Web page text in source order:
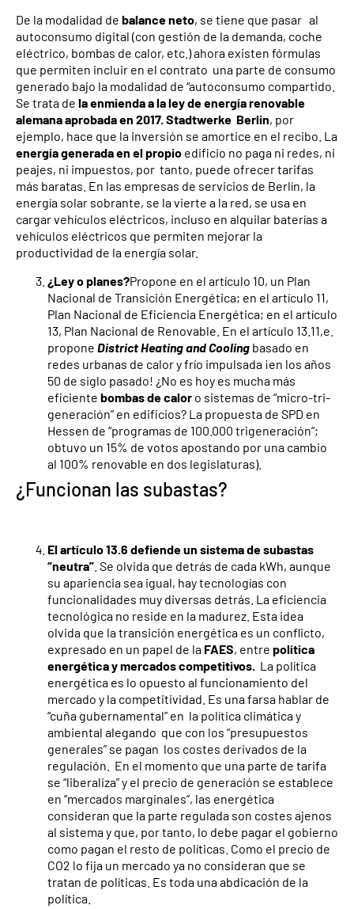
De la modalidad de balance neto, se tiene que pasar al
autoconsumo digital (con gestión de la demanda, coche
eléctrico, bombas de calor, etc.) ahora existen fórmulas
que permiten incluir en el contrato una parte de consumo
generado bajo la modalidad de “autoconsumo compartido.
Se trata de la enmienda a la ley de energía renovable
alemana aprobada en 2017. Stadtwerke Berlin, por
ejemplo, hace que la inversión se amortice en el recibo. La
energía generada en el propio edificio no paga ni redes, ni
peajes, ni impuestos, por tanto, puede ofrecer tarifas
más baratas. En las empresas de servicios de Berlín, la
energía solar sobrante, se la vierte a la red, se usa en
cargar vehículos eléctricos, incluso en alquilar baterías a
vehículos eléctricos que permiten mejorar la
productividad de la energía solar.
¿Ley o planes?Propone en el artículo 10, un Plan
Nacional de Transición Energética; en el artículo 11,
Plan Nacional de Eficiencia Energética; en el artículo
13, Plan Nacional de Renovable. En el artículo 13.11,e.
propone District Heating and Cooling basado en
redes urbanas de calor y frío impulsada ¡en los años
50 de siglo pasado! ¿No es hoy es mucha más
eficiente bombas de calor o sistemas de “micro-tri-
generación” en edificios? La propuesta de SPD en
Hessen de “programas de 100.000 trigeneración”;
obtuvo un 15% de votos apostando por una cambio
al 100% renovable en dos legislaturas).
¿Funcionan las subastas?
El artículo 13.6 defiende un sistema de subastas
“neutra” . Se olvida que detrás de cada kWh, aunque
su apariencia sea igual, hay tecnologías con
funcionalidades muy diversas detrás. La eficiencia
tecnológica no reside en la madurez. Esta idea
olvida que la transición energética es un conflicto,
expresado en un papel de la FAES, entre política
energética y mercados competitivos. La política
energética es lo opuesto al funcionamiento del
mercado y la competitividad. Es una farsa hablar de
“cuña gubernamental” en la política climática y
ambiental alegando que con los “presupuestos
generales” se pagan los costes derivados de la
regulación. En el momento que una parte de tarifa
se “liberaliza” y el precio de generación se establece
en “mercados marginales”, las energética
consideran que la parte regulada son costes ajenos
al sistema y que, por tanto, lo debe pagar el gobierno
como pagan el resto de políticas. Como el precio de
CO2 lo fija un mercado ya no consideran que se
tratan de políticas. Es toda una abdicación de la
política.